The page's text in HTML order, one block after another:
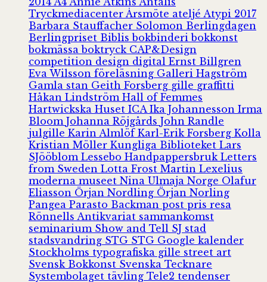
Tryckmediacenter Årsmöte ateljé Atypi 2017
Barbara Stauffacher Solomon Berlingdagen
Berlingpriset Biblisbokbinderibokkonst
bokmässaboktryck CAP&Design
competition design digital Ernst Billgren
Eva Wilsson föreläsning Galleri Hagström
Gamla stan Geith Forsberg gille graffitti
Håkan Lindström Hall of Femmes
Hartwickska Huset ICA Ika Johannesson Irma
Bloom Johanna Röjgårds John Randle
julgille Karin Almlöf Karl-Erik Forsberg Kolla
Kristian Möller Kungliga Biblioteket Lars
SJööblom Lessebo Handpappersbruk Letters
from Sweden Lotta Frost Martin Lexelius
moderna museet Nina Ulmaja Norge Olafur
Eliasson Örjan Nordling Örjan Norling
Pangea Parasto Backman post pris resa
Rönnells Antikvariat sammankomst
seminarium Show and Tell SJ stad
stadsvandring STG STG Google kalender
Stockholms typografiska gille street art
Svensk Bokkonst Svenska Tecknare
Systembolaget tävling Tele2 tendenser